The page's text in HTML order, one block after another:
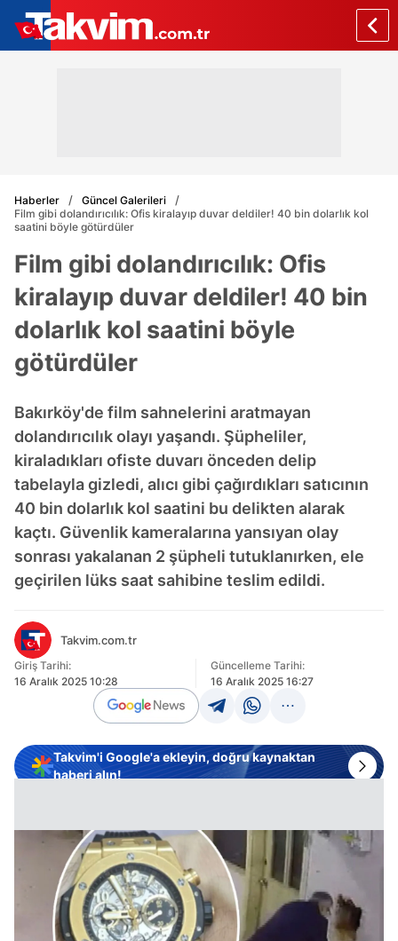
Haberler
Güncel Galerileri
Film gibi dolandırıcılık: Ofis kiralayıp duvar deldiler! 40 bin dolarlık kol
saatini böyle götürdüler
Film gibi dolandırıcılık: Ofis
kiralayıp duvar deldiler! 40 bin
dolarlık kol saatini böyle
götürdüler
Bakırköy'de film sahnelerini aratmayan
dolandırıcılık olayı yaşandı. Şüpheliler,
kiraladıkları ofiste duvarı önceden delip
tabelayla gizledi, alıcı gibi çağırdıkları satıcının
40 bin dolarlık kol saatini bu delikten alarak
kaçtı. Güvenlik kameralarına yansıyan olay
sonrası yakalanan 2 şüpheli tutuklanırken, ele
geçirilen lüks saat sahibine teslim edildi.
Takvim.com.tr
Giriş Tarihi:
16 Aralık 2025 10:28
Güncelleme Tarihi:
16 Aralık 2025 16:27
Takvim'i Google'a ekleyin, doğru kaynaktan
haberi alın!